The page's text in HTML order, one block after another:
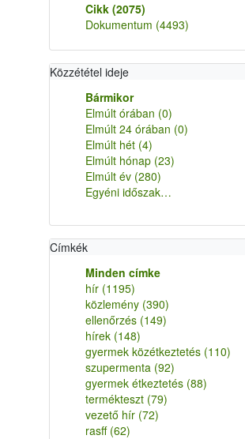
Cikk (2075)
Dokumentum (4493)
Közzététel ideje
Bármikor
Elmúlt órában (0)
Elmúlt 24 órában (0)
Elmúlt hét (4)
Elmúlt hónap (23)
Elmúlt év (280)
Egyéni időszak…
Címkék
Minden címke
hír (1195)
közlemény (390)
ellenőrzés (149)
hírek (148)
gyermek közétkeztetés (110)
szupermenta (92)
gyermek étkeztetés (88)
termékteszt (79)
vezető hír (72)
rasff (62)